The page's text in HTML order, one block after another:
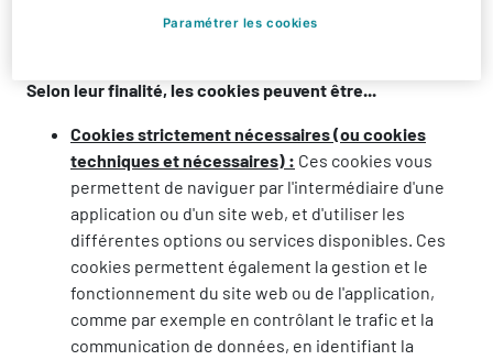
durée de conservation des cookies persistants ne
Selon leur finalité, les cookies peuvent être...
Cookies strictement nécessaires (ou cookies
techniques et nécessaires) : Ces cookies vous
permettent de naviguer par l'intermédiaire d'une
application ou d'un site web, et d'utiliser les
différentes options ou services disponibles. Ces
cookies permettent également la gestion et le
fonctionnement du site web ou de l'application,
comme par exemple en contrôlant le trafic et la
communication de données, en identifiant la
Paramétrer les cookies